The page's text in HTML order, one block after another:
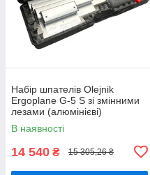
Набір шпателів Olejnik
Ergoplane G-5 S зі змінними
лезами (алюмінієві)
В наявності
14 540 ₴ 15 305,26 ₴